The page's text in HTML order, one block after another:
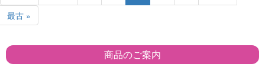
最古 »
商品のご案内